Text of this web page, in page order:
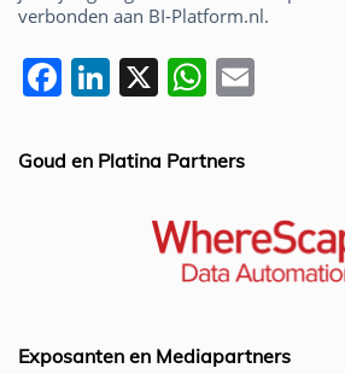
verbonden aan BI-Platform.nl.
F
c
k
Li
k
X W
at
A
p
Goud en Platina Partners
Exposanten en Mediapartners